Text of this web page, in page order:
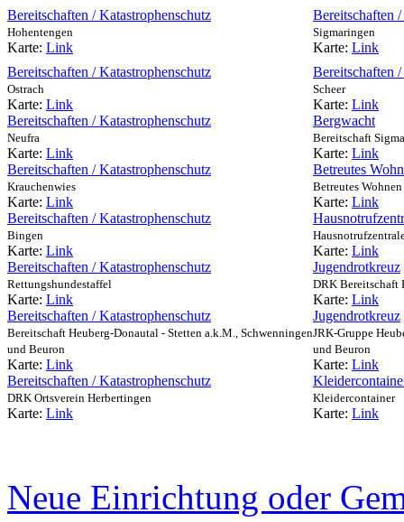
Bereitschaften / Katastrophenschutz
Hohentengen
Karte: Link
Bereitschaften
Sigmaringen
Karte: Link
Bereitschaften / Katastrophenschutz
Ostrach
Karte: Link
Bereitschaften
Scheer
Karte: Link
Bereitschaften / Katastrophenschutz
Neufra
Karte: Link
Bergwacht
Bereitschaft
Karte: Link
Bereitschaften / Katastrophenschutz
Krauchenwies
Karte: Link
Betreutes
Betreutes Wohnen
Karte: Link
Bereitschaften / Katastrophenschutz
Bingen
Karte: Link Karte: Link
Bereitschaften / Katastrophenschutz
Rettungshundestaffel
Karte: Link
Jugendrotkreuz
DRK Bereitschaft
Karte: Link
Bereitschaften / Katastrophenschutz
Bereitschaft Heuberg-Donautal - Stetten a.k.M., Schwenningen
und Beuron
Karte: Link
Jugendrotkreuz
JRK-Gruppe
und Beuron
Karte: Link
Bereitschaften / Katastrophenschutz
DRK Ortsverein Herbertingen
Karte: Link
Kleidercontainer
Karte: Link
Neue Einrichtung oder